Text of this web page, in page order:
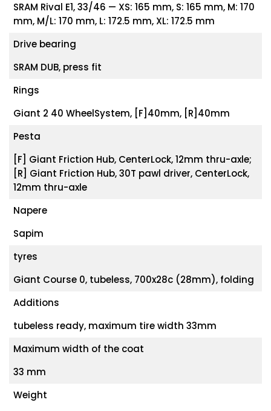
SRAM Rival E1, 33/46 — XS: 165 mm, S: 165 mm, M: 170
mm, M/L: 170 mm, L: 172.5 mm, XL: 172.5 mm
Drive bearing
SRAM DUB, press fit
Rings
Giant 2 40 WheelSystem, [F]40mm, [R]40mm
Pesta
[F] Giant Friction Hub, CenterLock, 12mm thru-axle;
[R] Giant Friction Hub, 30T pawl driver, CenterLock,
12mm thru-axle
Napere
Sapim
tyres
Giant Course 0, tubeless, 700x28c (28mm), folding
Additions
tubeless ready, maximum tire width 33mm
Maximum width of the coat
33 mm
Weight